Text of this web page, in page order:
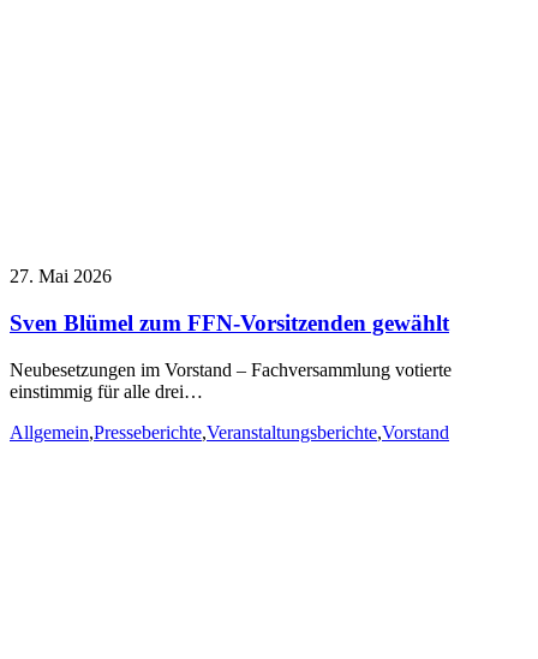
27. Mai 2026
Sven Blümel zum FFN-Vorsitzenden gewählt
Neubesetzungen im Vorstand – Fachversammlung votierte
einstimmig für alle drei…
Allgemein,Presseberichte,Veranstaltungsberichte,Vorstand